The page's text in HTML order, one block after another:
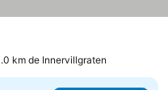
km de Innervillgraten